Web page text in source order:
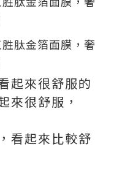
起來很舒服的
來很舒服，
看起來比較舒